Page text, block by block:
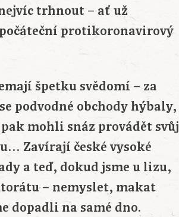
trhnout – ať už
protikoronavirový
špetku svědomí – za
podvodné obchody hýbaly,
mohli snáz provádět svůj
Zavírají české vysoké
a teď, dokud jsme u lizu,
– nemyslet, makat
dopadli na samé dno.